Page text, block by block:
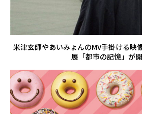
米津玄師やあいみょんのMV手掛ける映
展「都市の記憶」が開